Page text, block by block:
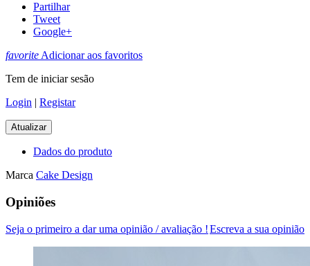
Partilhar
Tweet
Google+
favoriteAdicionar aos favoritos
Tem de iniciar sesão
Login | Registar
Dados do produto
Marca Cake Design
Opiniões
Escreva a sua opinião
Seja o primeiro a dar uma opinião / avaliação !